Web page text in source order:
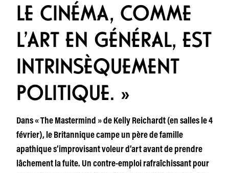
LE CINÉMA, COMME
L’ART EN GÉNÉRAL, EST
INTRINSÈQUEMENT
POLITIQUE. »
Dans « The Mastermind » de Kelly Reichardt (en salles le 4
février), le Britannique campe un père de famille
apathique s’improvisant voleur d’art avant de prendre
lâchement la fuite. Un contre-emploi rafraîchissant pour